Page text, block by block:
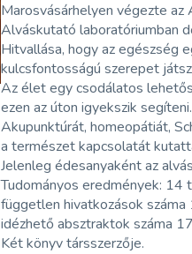
Marosvásárhelyen végezte
Alváskutató laboratóriumban
Hitvallása, hogy az egészség
kulcsfontosságú szerepet
Az élet egy csodálatos
ezen az úton igyekszik segíteni.
Akupunktúrát, homeopátiát,
a természet kapcsolatát
Jelenleg édesanyaként az
Tudományos eredmények:
független hivatkozások
idézhető absztraktok száma
Két könyv társszerzője.